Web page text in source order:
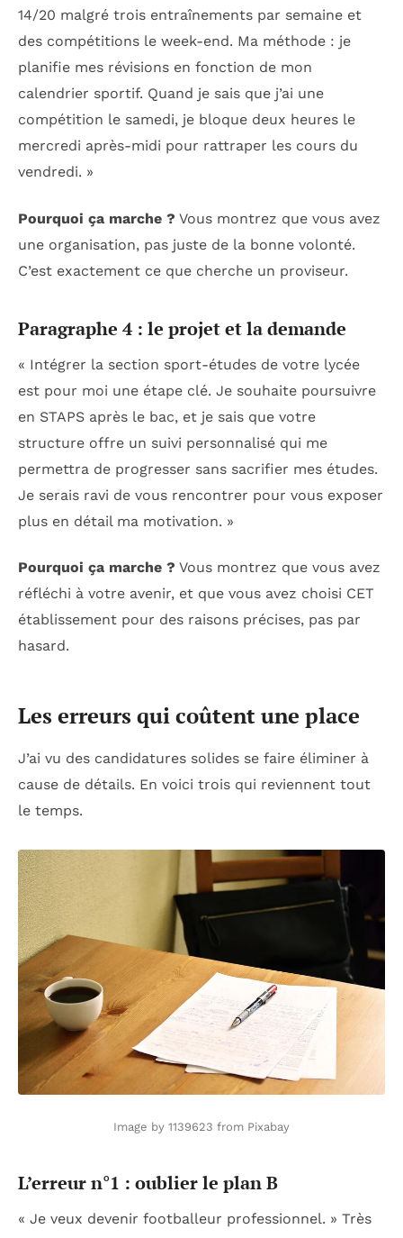
14/20 malgré trois entraînements par semaine et
des compétitions le week-end. Ma méthode : je
planifie mes révisions en fonction de mon
calendrier sportif. Quand je sais que j’ai une
compétition le samedi, je bloque deux heures le
mercredi après-midi pour rattraper les cours du
vendredi. »
Pourquoi ça marche ? Vous montrez que vous avez
une organisation, pas juste de la bonne volonté.
C’est exactement ce que cherche un proviseur.
Paragraphe 4 : le projet et la demande
« Intégrer la section sport-études de votre lycée
est pour moi une étape clé. Je souhaite poursuivre
en STAPS après le bac, et je sais que votre
structure offre un suivi personnalisé qui me
permettra de progresser sans sacrifier mes études.
Je serais ravi de vous rencontrer pour vous exposer
plus en détail ma motivation. »
Pourquoi ça marche ? Vous montrez que vous avez
réfléchi à votre avenir, et que vous avez choisi CET
établissement pour des raisons précises, pas par
hasard.
Les erreurs qui coûtent une place
J’ai vu des candidatures solides se faire éliminer à
cause de détails. En voici trois qui reviennent tout
le temps.
Image by 1139623 from Pixabay
L’erreur n°1 : oublier le plan B
« Je veux devenir footballeur professionnel. » Très